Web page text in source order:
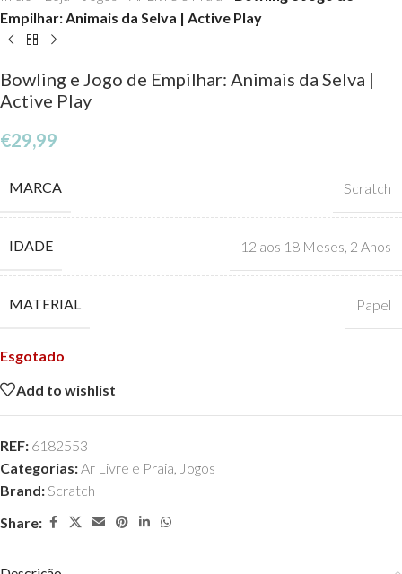
Empilhar: Animais da Selva | Active Play
Bowling e Jogo de Empilhar: Animais da Selva |
Active Play
€29,99
MARCA Scratch
IDADE 12 aos 18 Meses 2 Anos
MATERIAL Papel
Esgotado
Add to wishlist
REF: 6182553
Categorias:Ar Livre e Praia, Jogos
Brand:Scratch
Share: